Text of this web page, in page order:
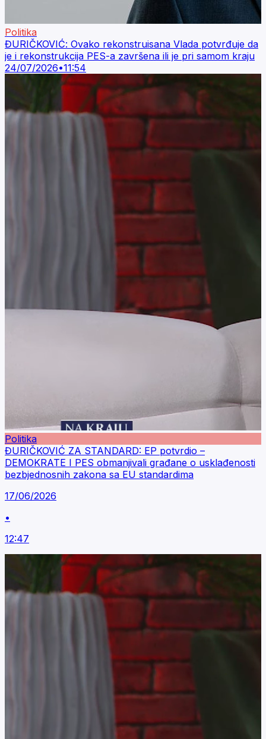
Politika
ĐURIČKOVIĆ: Ovako rekonstruisana Vlada potvrđuje da
je i rekonstrukcija PES-a završena ili je pri samom kraju
24/07/2026•11:54
Politika
ĐURIČKOVIĆ ZA STANDARD: EP potvrdio –
DEMOKRATE I PES obmanjivali građane o usklađenosti
bezbjednosnih zakona sa EU standardima
17/06/2026
•
12:47